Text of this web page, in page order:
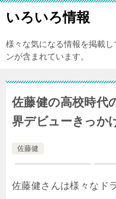
いろいろ情報
様々な気になる情報を掲載
ンが含まれています。
佐藤健の高校時代
界デビューきっか
佐藤健
佐藤健さんは様々なド